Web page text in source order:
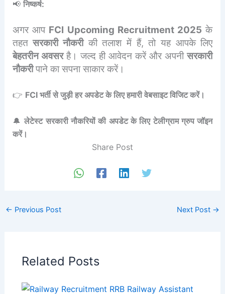
📢 निष्कर्ष:
अगर आप FCI Upcoming Recruitment 2025 के
तहतसरकारी नौकरीकी तलाश में हैं, तो यह आपके लिए
बेहतरीन अवसरहै। जल्द ही आवेदन करें और अपनीसरकारी
नौकरीपाने का सपना साकार करें।
👉 FCI भर्ती से जुड़ी हर अपडेट के लिए हमारी वेबसाइट विजिट करें।
🔔लेटेस्ट सरकारी नौकरियों की अपडेट के लिए टेलीग्राम ग्रुप जॉइन
करें।
Share Post
← Previous Post Next Post →
Related Posts